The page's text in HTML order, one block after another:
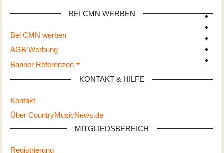
BEI CMN WERBEN
Bei CMN werben
AGB Werbung
Banner Referenzen
KONTAKT & HILFE
Kontakt
Über CountryMusicNews.de
MITGLIEDSBEREICH
Registrierung